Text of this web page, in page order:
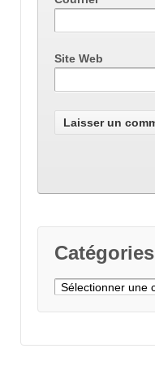
Site Web
Catégories
Catégories